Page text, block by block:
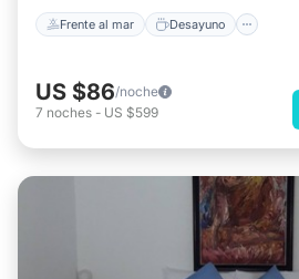
Frente al mar Desayuno
US $86/noche
7 noches - US $599